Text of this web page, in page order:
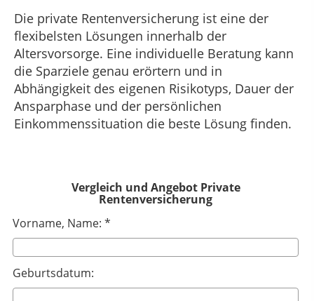
Die private Rentenversicherung ist eine der
flexibelsten Lösungen innerhalb der
Altersvorsorge. Eine individuelle Beratung kann
die Sparziele genau erörtern und in
Abhängigkeit des eigenen Risikotyps, Dauer der
Ansparphase und der persönlichen
Einkommenssituation die beste Lösung finden.
Vergleich und Angebot Private
Rentenversicherung
Vorname, Name: *
Geburtsdatum: